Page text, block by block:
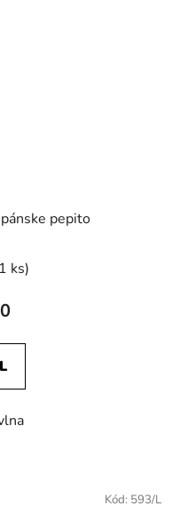
pepito
ks)
Kód: 593/L